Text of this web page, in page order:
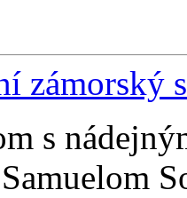
zámorský
s